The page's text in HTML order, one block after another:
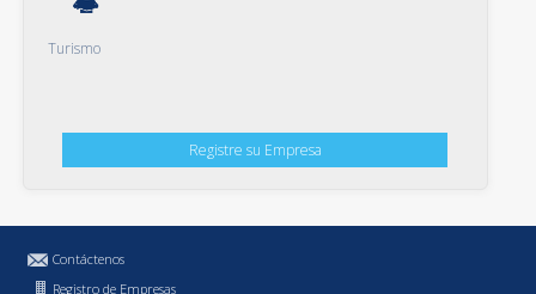
Turismo
Registre su Empresa
Contáctenos
Registro de Empresas